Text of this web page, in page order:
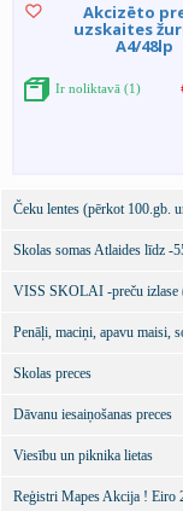
Akcizēto
uzskaites
A4/48lp
Ir noliktavā (1)
Čeku lentes (pērkot 100.gb.
Skolas somas Atlaides līdz -
VISS SKOLAI -preču izlase
Penāļi, maciņi, apavu maisi,
Skolas preces
Dāvanu iesaiņošanas preces
Viesību un piknika lietas
Reģistri Mapes Akcija ! Eiro